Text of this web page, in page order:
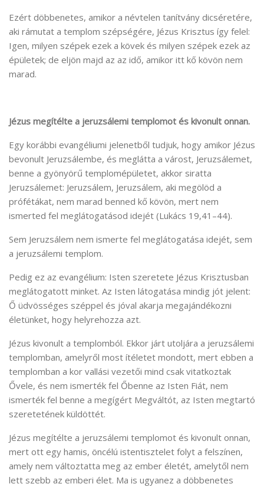
Ezért döbbenetes, amikor a névtelen tanítvány dicséretére,
aki rámutat a templom szépségére, Jézus Krisztus így felel:
Igen, milyen szépek ezek a kövek és milyen szépek ezek az
épületek; de eljön majd az az idő, amikor itt kő kövön nem
marad.
Jézus megítélte a jeruzsálemi templomot és kivonult onnan.
Egy korábbi evangéliumi jelenetből tudjuk, hogy amikor Jézus
bevonult Jeruzsálembe, és meglátta a várost, Jeruzsálemet,
benne a gyönyörű templomépületet, akkor siratta
Jeruzsálemet: Jeruzsálem, Jeruzsálem, aki megölöd a
prófétákat, nem marad benned kő kövön, mert nem
ismerted fel meglátogatásod idejét (Lukács 19,41–44).
Sem Jeruzsálem nem ismerte fel meglátogatása idejét, sem
a jeruzsálemi templom.
Pedig ez az evangélium: Isten szeretete Jézus Krisztusban
meglátogatott minket. Az Isten látogatása mindig jót jelent:
Ő üdvösséges széppel és jóval akarja megajándékozni
életünket, hogy helyrehozza azt.
Jézus kivonult a templomból. Ekkor járt utoljára a jeruzsálemi
templomban, amelyről most ítéletet mondott, mert ebben a
templomban a kor vallási vezetői mind csak vitatkoztak
Ővele, és nem ismerték fel Őbenne az Isten Fiát, nem
ismerték fel benne a megígért Megváltót, az Isten megtartó
szeretetének küldöttét.
Jézus megítélte a jeruzsálemi templomot és kivonult onnan,
mert ott egy hamis, öncélú istentisztelet folyt a felszínen,
amely nem változtatta meg az ember életét, amelytől nem
lett szebb az emberi élet. Ma is ugyanez a döbbenetes